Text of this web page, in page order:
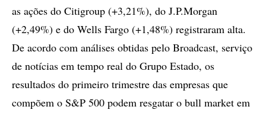
as ações do Citigroup (+3,21%), do J.P.Morgan
(+2,49%) e do Wells Fargo (+1,48%) registraram alta.
De acordo com análises obtidas pelo Broadcast, serviço
de notícias em tempo real do Grupo Estado, os
resultados do primeiro trimestre das empresas que
compõem o S&P 500 podem resgatar o bull market em